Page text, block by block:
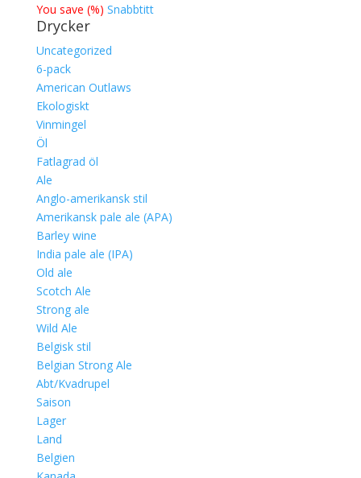
279,00
You save (%) Snabbtitt
Drycker
Uncategorized
6-pack
American Outlaws
Ekologiskt
Vinmingel
Öl
Fatlagrad öl
Ale
Anglo-amerikansk stil
Amerikansk pale ale (APA)
Barley wine
India pale ale (IPA)
Old ale
Scotch Ale
Strong ale
Wild Ale
Belgisk stil
Belgian Strong Ale
Abt/Kvadrupel
Saison
Lager
Land
Belgien